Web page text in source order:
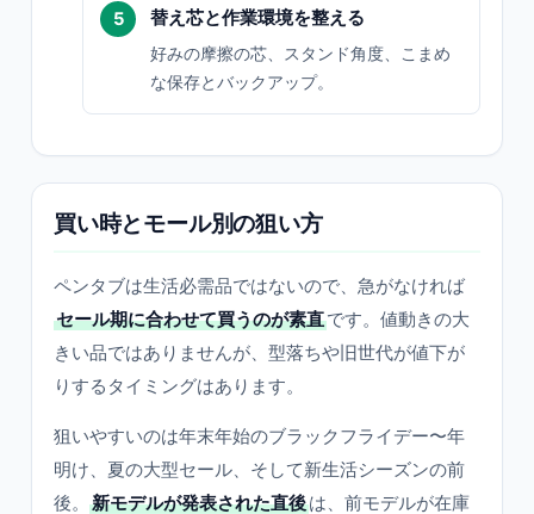
替え芯と作業環境を整える
好みの摩擦の芯、スタンド角度、こまめ
な保存とバックアップ。
買い時とモール別の狙い方
ペンタブは生活必需品ではないので、急がなければ
セール期に合わせて買うのが素直です。値動きの大
きい品ではありませんが、型落ちや旧世代が値下が
りするタイミングはあります。
狙いやすいのは年末年始のブラックフライデー〜年
明け、夏の大型セール、そして新生活シーズンの前
後。
新モデルが発表された直後は、前モデルが在庫